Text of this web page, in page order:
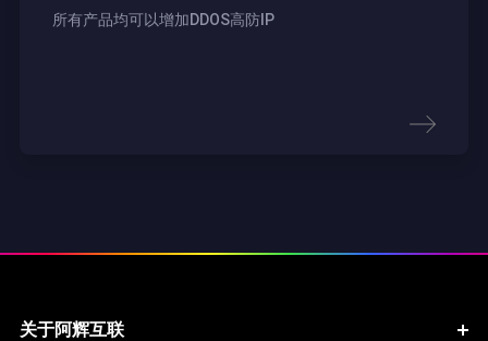
所有产品均可以增加DDOS高防IP
关于阿辉互联